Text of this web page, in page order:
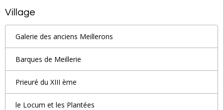
Village
Galerie des anciens Meillerons
Barques de Meillerie
Prieuré du XIII ème
le Locum et les Plantées